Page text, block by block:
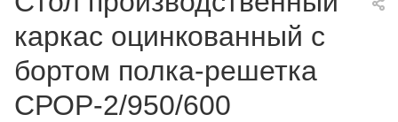
каркас оцинкованный с
бортом полка-решетка
СРОР-2/950/600